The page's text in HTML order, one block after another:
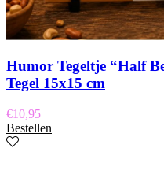
Humor Tegeltje “Half
Tegel 15x15 cm
€10,95
Bestellen